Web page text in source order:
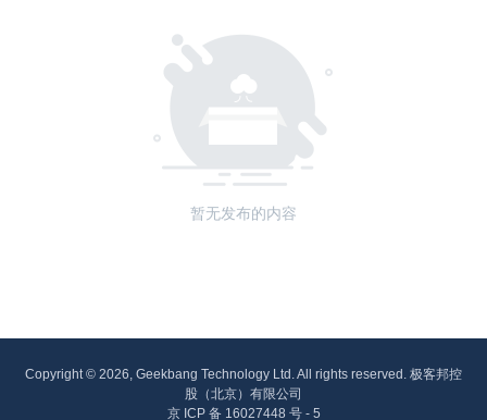
暂无发布的内容
Copyright © 2026, Geekbang Technology Ltd. All rights reserved. 极客邦控
股（北京）有限公司
京 ICP 备 16027448 号 - 5